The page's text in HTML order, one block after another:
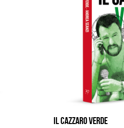
IL CAZZARO VERDE